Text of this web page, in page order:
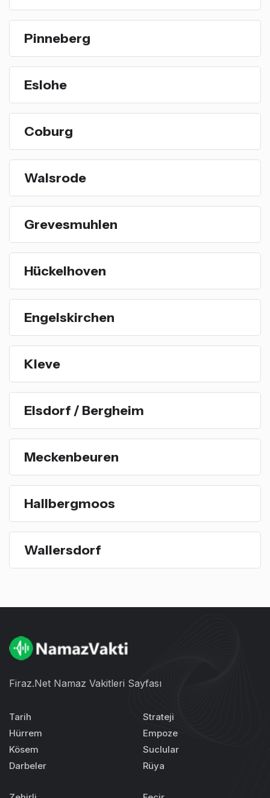
Pinneberg
Eslohe
Coburg
Walsrode
Grevesmuhlen
Hückelhoven
Engelskirchen
Kleve
Elsdorf / Bergheim
Meckenbeuren
Hallbergmoos
Wallersdorf
Firaz.Net Namaz Vakitleri Sayfası
Tarih
Hürrem
Kösem
Darbeler
Strateji
Empoze
Suclular
Rüya